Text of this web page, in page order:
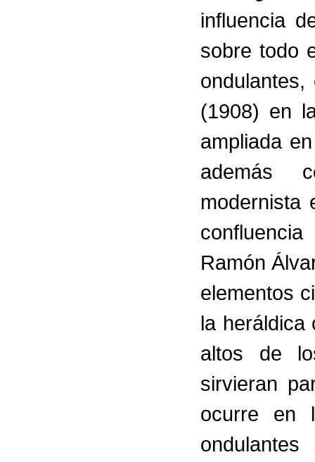
influencia
sobre todo
(1908) en
ampliada
además
modernista
Ramón
elementos
la heráldica
altos de
sirvieran
ocurre en